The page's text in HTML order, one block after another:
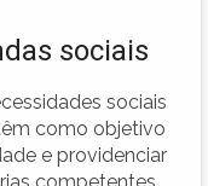
sociais
sociais
como objetivo
e providenciar
competentes,